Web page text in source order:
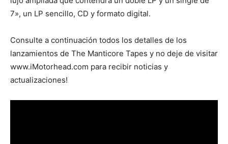
7», un LP sencillo, CD y formato digital.
Consulte a continuación todos los detalles de los
lanzamientos de The Manticore Tapes y no deje de visitar
www.iMotorhead.com para recibir noticias y
actualizaciones!